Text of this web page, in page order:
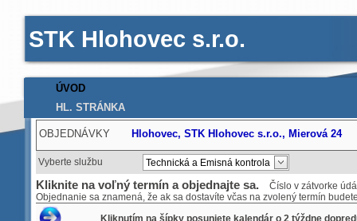
ÚVOD
HL. STRÁNKA
OBJEDNÁVKY Hlohovec, STK Hlohovec s.r.o., Mierová 24
Vyberte službu
Kliknite na voľný termín a objednajte sa.
Číslo v zátvorke
Objednanie sa znamená, že ak sa dostavíte včas na zvolený termín
Kliknutím na šípky posuniete kalendár o 2 týždne
STK Hlohovec s.r.o.